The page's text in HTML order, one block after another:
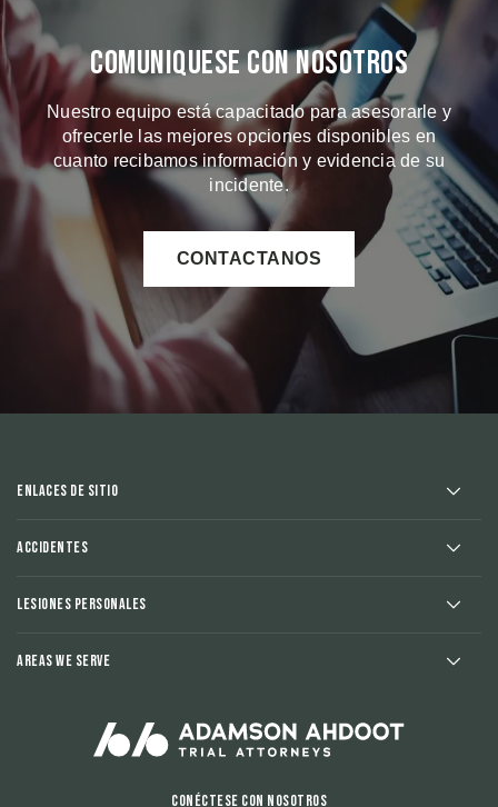
Comuniquese Con Nosotros
Nuestro equipo está capacitado para asesorarle y
ofrecerle las mejores opciones disponibles en
cuanto recibamos información y evidencia de su
incidente.
CONTACTANOS
Enlaces de sitio
Accidentes
Lesiones Personales
Areas We Serve
Conéctese con nosotros